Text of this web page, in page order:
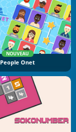
NOUVEAU
People Onet